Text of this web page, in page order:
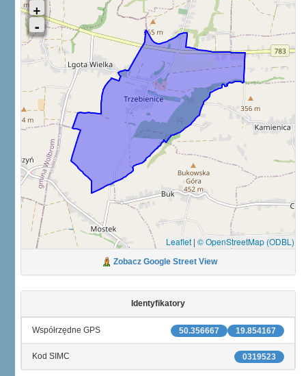
Leaflet | © OpenStreetMap (ODBL)
Zobacz Google Street View
Identyfikatory
19.854167
50.356667
Współrzędne GPS
0319523
Kod SIMC